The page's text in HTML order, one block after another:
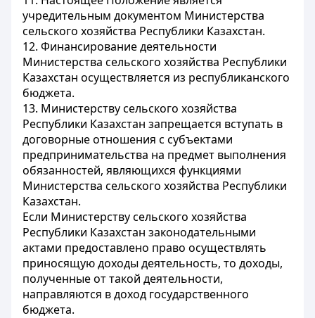
учредительным документом Министерства
сельского хозяйства Республики Казахстан.
12. Финансирование деятельности
Министерства сельского хозяйства Республики
Казахстан осуществляется из республиканского
бюджета.
13. Министерству сельского хозяйства
Республики Казахстан запрещается вступать в
договорные отношения с субъектами
предпринимательства на предмет выполнения
обязанностей, являющихся функциями
Министерства сельского хозяйства Республики
Казахстан.
Если Министерству сельского хозяйства
Республики Казахстан законодательными
актами предоставлено право осуществлять
приносящую доходы деятельность, то доходы,
полученные от такой деятельности,
направляются в доход государственного
бюджета.